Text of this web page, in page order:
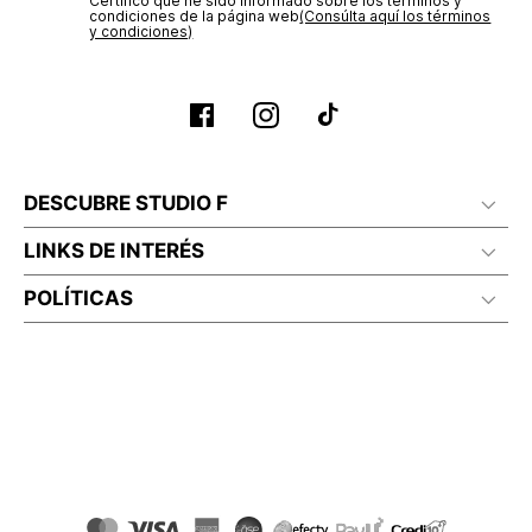
condiciones de la página web‎(Consúlta aquí los términos
y condiciones)
DESCUBRE STUDIO F
LINKS DE INTERÉS
POLÍTICAS